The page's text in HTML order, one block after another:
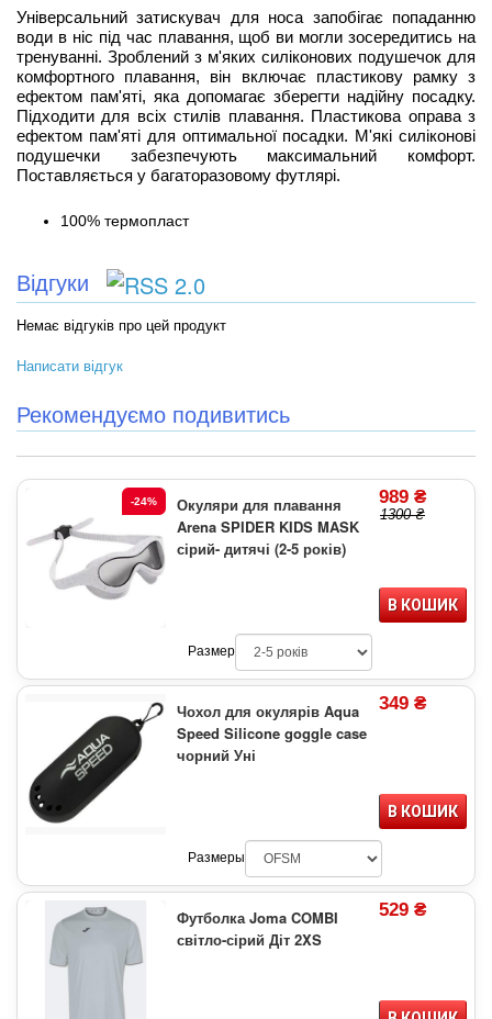
Універсальний затискувач для носа запобігає попаданню
води в ніс під час плавання, щоб ви могли зосередитись на
тренуванні. Зроблений з м'яких силіконових подушечок для
комфортного плавання, він включає пластикову рамку з
ефектом пам'яті, яка допомагає зберегти надійну посадку.
Підходити для всіх стилів плавання. Пластикова оправа з
ефектом пам'яті для оптимальної посадки. М'які силіконові
подушечки забезпечують максимальний комфорт.
Поставляється у багаторазовому футлярі.
100% термопласт
Відгуки
Немає відгуків про цей продукт
Написати відгук
Рекомендуємо подивитись
-24%
Окуляри для плавання
Arena SPIDER KIDS MASK
сірий- дитячі (2-5 років)
989 ₴
1300 ₴
В КОШИК
Размер
Чохол для окулярів Aqua
Speed Silicone goggle case
чорний Уні
349 ₴
В КОШИК
Размеры
Футболка Joma COMBI
світло-сірий Діт 2XS
529 ₴